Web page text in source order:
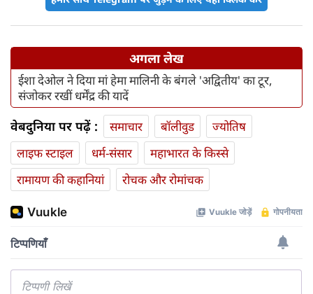
अगला लेख
ईशा देओल ने दिया मां हेमा मालिनी के बंगले 'अद्वितीय' का टूर,
संजोकर रखीं धर्मेंद्र की यादें
वेबदुनिया पर पढ़ें : समाचार बॉलीवुड
ज्योतिष
लाइफ स्‍टाइल
धर्म-संसार
महाभारत के किस्से
रामायण की कहानियां
रोचक और रोमांचक